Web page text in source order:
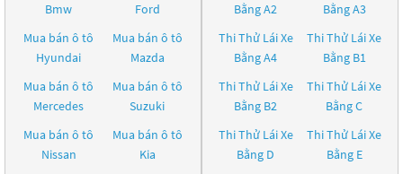
Bmw
Ford
Mua bán ô tô
Hyundai
Mua bán ô tô
Mazda
Mua bán ô tô
Mercedes
Mua bán ô tô
Suzuki
Mua bán ô tô
Nissan
Mua bán ô tô
Kia
Bằng A2
Bằng A3
Thi Thử Lái Xe
Bằng A4
Thi Thử Lái Xe
Bằng B1
Thi Thử Lái Xe
Bằng B2
Thi Thử Lái Xe
Bằng C
Thi Thử Lái Xe
Bằng D
Thi Thử Lái Xe
Bằng E